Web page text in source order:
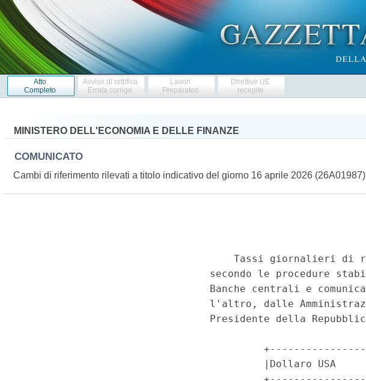
Atto
Completo
Avviso di rettifica
Errata corrige
Lavori
Preparatori
Direttive UE
recepite
MINISTERO DELL'ECONOMIA E DELLE FINANZE
COMUNICATO
Cambi di riferimento rilevati a titolo indicativo del giorno 16 aprile 2026 (26A01987)